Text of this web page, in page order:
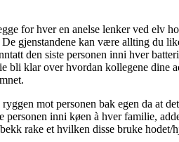
for hver en anelse lenker ved elv
gjenstandene kan være allting du
den siste personen inni hver
bli klar over hvordan kollegene
mot personen bak egen da at
personen inni køen à hver familie,
rake et hvilken disse bruke hodet/